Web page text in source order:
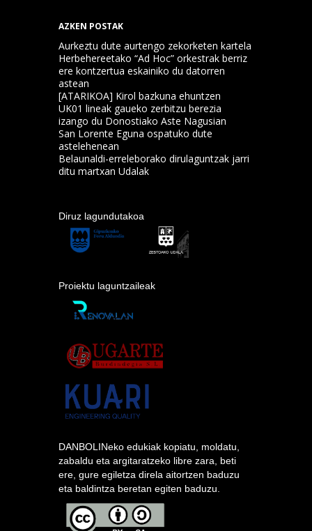
AZKEN POSTAK
Aurkeztu dute aurtengo zekorketen kartela
Herbehereetako “Ad Hoc” orkestrak berriz
ere kontzertua eskainiko du datorren
astean
[ATARIKOA] Kirol bazkuna ehuntzen
UK01 lineak gaueko zerbitzu berezia
izango du Donostiako Aste Nagusian
San Lorente Eguna ospatuko dute
astelehenean
Belaunaldi-erreleborako dirulaguntzak jarri
ditu martxan Udalak
Diruz lagundutakoa
Proiektu laguntzaileak
DANBOLINeko edukiak kopiatu, moldatu,
zabaldu eta argitaratzeko libre zara, beti
ere, gure egiletza direla aitortzen baduzu
eta baldintza beretan egiten baduzu.